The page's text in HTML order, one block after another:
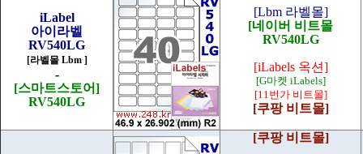
iLabel
아이라벨
RV540LG
[라벨몰 Lbm ]
-
[스마트스토어]
RV540LG
[Lbm 라벨몰]
[네이버 비트몰
RV540LG
[iLabels 옥션]
[G마켓 iLabels]
[11번가 비트몰]
[쿠팡 비트몰]
[쿠팡 비트몰]